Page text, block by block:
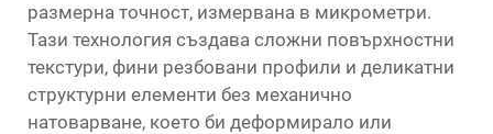
размерна точност, измервана в микрометри.
Тази технология създава сложни повърхностни
текстури, фини резбовани профили и деликатни
структурни елементи без механично
натоварване, което би деформирало или